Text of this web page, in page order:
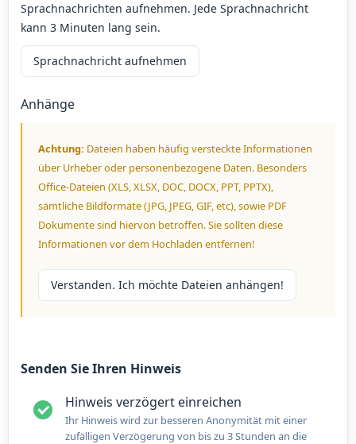
Sprachnachrichten aufnehmen. Jede Sprachnachricht
kann 3 Minuten lang sein.
Sprachnachricht aufnehmen
Anhänge
Achtung: Dateien haben häufig versteckte Informationen
über Urheber oder personenbezogene Daten. Besonders
Office-Dateien (XLS, XLSX, DOC, DOCX, PPT, PPTX),
sämtliche Bildformate (JPG, JPEG, GIF, etc), sowie PDF
Dokumente sind hiervon betroffen. Sie sollten diese
Informationen vor dem Hochladen entfernen!
Verstanden. Ich möchte Dateien anhängen!
Senden Sie Ihren Hinweis
Hinweis verzögert einreichen
Ihr Hinweis wird zur besseren Anonymität mit einer
zufälligen Verzögerung von bis zu 3 Stunden an die